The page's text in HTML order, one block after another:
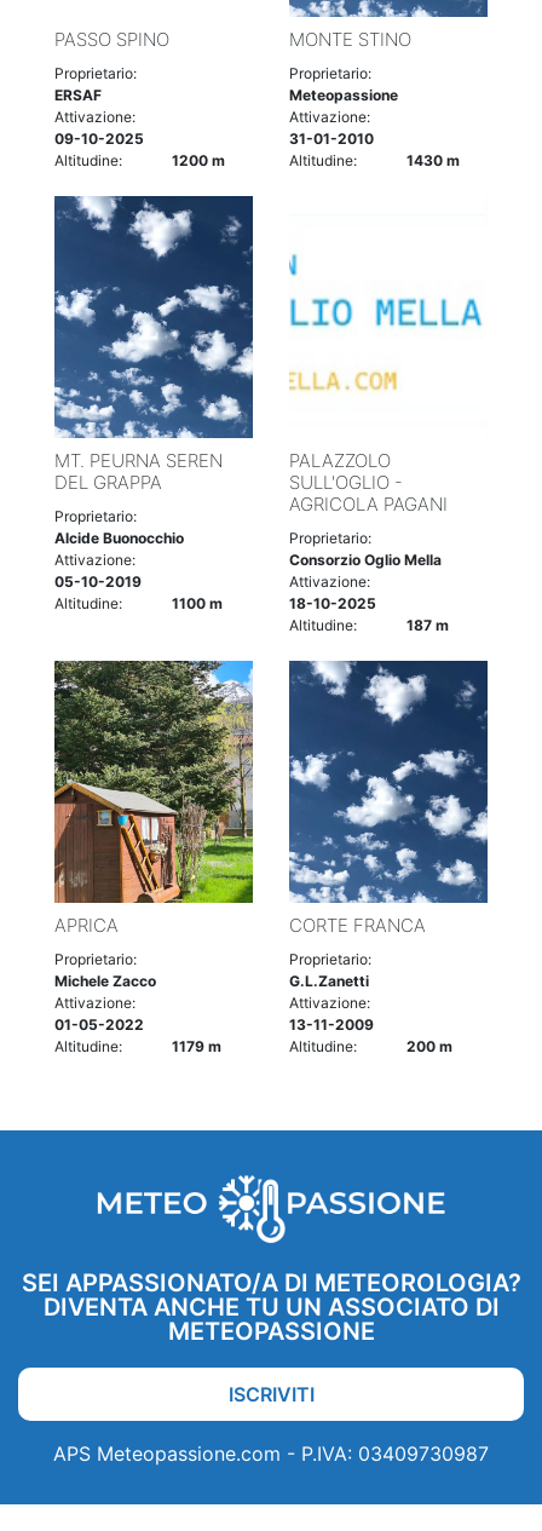
PASSO SPINO
Proprietario:
ERSAF
Attivazione:
09-10-2025
Altitudine:
1200 m
MONTE STINO
Proprietario:
Meteopassione
Attivazione:
31-01-2010
Altitudine:
1430 m
MT. PEURNA SEREN
DEL GRAPPA
Proprietario:
Alcide Buonocchio
Attivazione:
05-10-2019
Altitudine:
1100 m
PALAZZOLO
SULL'OGLIO -
AGRICOLA PAGANI
Proprietario:
Consorzio Oglio Mella
Attivazione:
18-10-2025
Altitudine:
187 m
APRICA
Proprietario:
Michele Zacco
Attivazione:
01-05-2022
Altitudine:
1179 m
CORTE FRANCA
Proprietario:
G.L.Zanetti
Attivazione:
13-11-2009
Altitudine:
200 m
SEI APPASSIONATO/A DI METEOROLOGIA?
DIVENTA ANCHE TU UN ASSOCIATO DI
METEOPASSIONE
ISCRIVITI
APS Meteopassione.com - P.IVA: 03409730987